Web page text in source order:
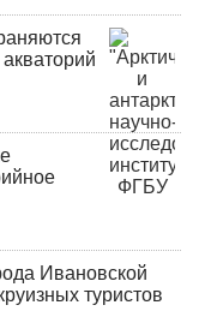
Ивановской
туристов